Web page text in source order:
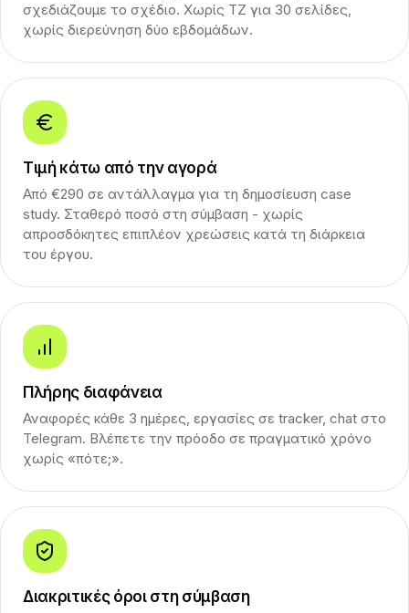
σχεδιάζουμε το σχέδιο. Χωρίς ΤΖ για 30 σελίδες,
χωρίς διερεύνηση δύο εβδομάδων.
Τιμή κάτω από την αγορά
Από €290 σε αντάλλαγμα για τη δημοσίευση case
study. Σταθερό ποσό στη σύμβαση - χωρίς
απροσδόκητες επιπλέον χρεώσεις κατά τη διάρκεια
του έργου.
Πλήρης διαφάνεια
Αναφορές κάθε 3 ημέρες, εργασίες σε tracker, chat στο
Telegram. Βλέπετε την πρόοδο σε πραγματικό χρόνο
χωρίς «πότε;».
Διακριτικές όροι στη σύμβαση